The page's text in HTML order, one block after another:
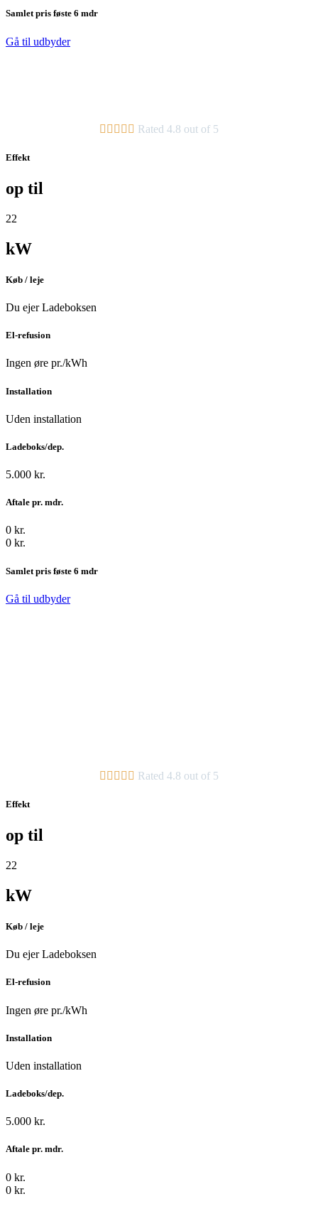
Samlet pris føste 6 mdr
Gå til udbyder
     Rated 4.8 out of 5
Effekt
op til
22
kW
Køb / leje
Du ejer Ladeboksen
El-refusion
Ingen øre pr./kWh
Installation
Uden installation
Ladeboks/dep.
5.000 kr.
Aftale pr. mdr.
0 kr.
0 kr.
Samlet pris føste 6 mdr
Gå til udbyder
     Rated 4.8 out of 5
Effekt
op til
22
kW
Køb / leje
Du ejer Ladeboksen
El-refusion
Ingen øre pr./kWh
Installation
Uden installation
Ladeboks/dep.
5.000 kr.
Aftale pr. mdr.
0 kr.
0 kr.